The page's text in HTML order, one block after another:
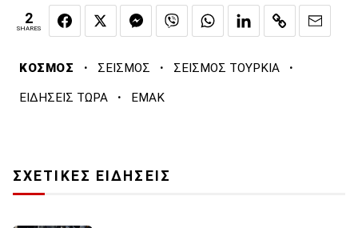
2
SHARES
ΚΟΣΜΟΣ · ΣΕΙΣΜΟΣ · ΣΕΙΣΜΟΣ ΤΟΥΡΚΙΑ ·
ΕΙΔΗΣΕΙΣ ΤΩΡΑ · ΕΜΑΚ
ΣΧΕΤΙΚΕΣ ΕΙΔΗΣΕΙΣ